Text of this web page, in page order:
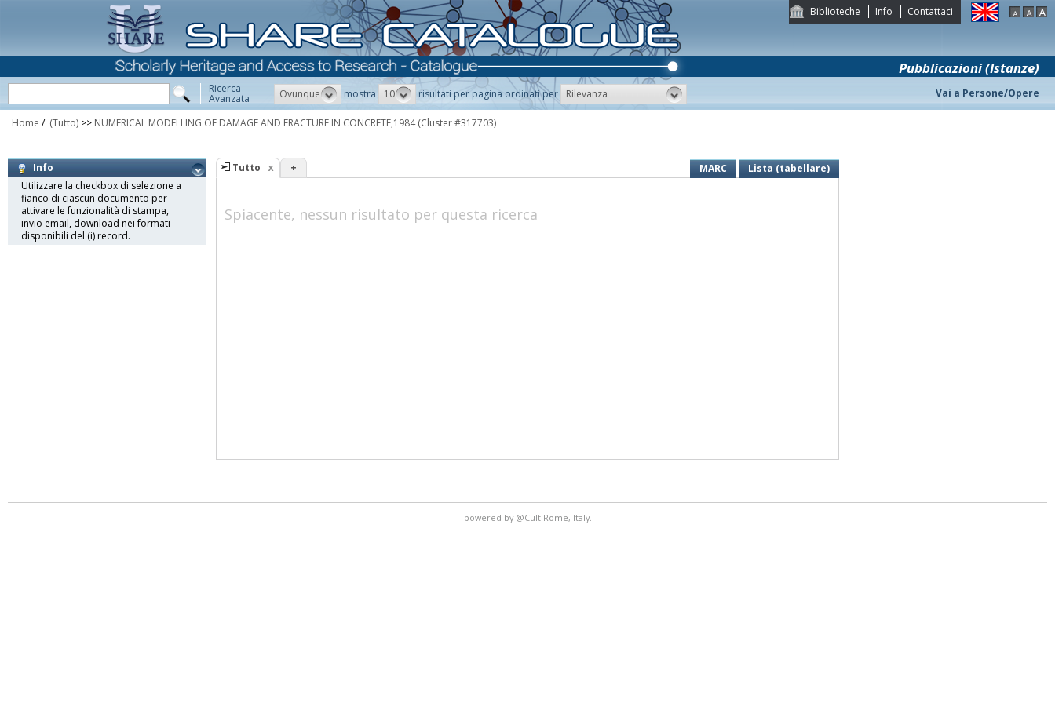
Biblioteche Info Contattaci
Pubblicazioni (Istanze)
Ricerca
Avanzata Ovunque mostra 10 risultati per pagina ordinati per Rilevanza Vai a Persone/Opere
Home / (Tutto) >> NUMERICAL MODELLING OF DAMAGE AND FRACTURE IN CONCRETE,1984 (Cluster #317703)
Info
Utilizzare la checkbox di selezione a
fianco di ciascun documento per
attivare le funzionalità di stampa,
invio email, download nei formati
disponibili del (i) record.
Tutto + MARC Lista (tabellare)
Spiacente, nessun risultato per questa ricerca
powered by @Cult Rome, Italy.